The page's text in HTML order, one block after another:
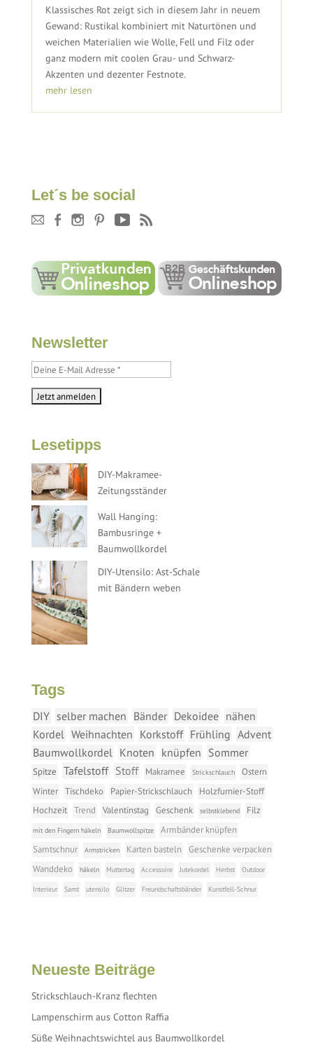
Klassisches Rot zeigt sich in diesem Jahr in neuem
Gewand: Rustikal kombiniert mit Naturtönen und
weichen Materialien wie Wolle, Fell und Filz oder
ganz modern mit coolen Grau- und Schwarz-
Akzenten und dezenter Festnote.
mehr lesen
Let´s be social
Newsletter
Lesetipps
DIY-Makramee-
Zeitungsständer
Wall Hanging:
Bambusringe +
Baumwollkordel
DIY-Utensilo: Ast-Schale
mit Bändern weben
Tags
DIY selber machen Bänder Dekoidee nähen
Kordel Weihnachten Korkstoff Frühling Advent
Baumwollkordel Knoten knüpfen Sommer
Spitze Tafelstoff Stoff Makramee Strickschlauch
Ostern
Winter
Tischdeko Papier-Strickschlauch
Holzfurnier-Stoff
Hochzeit
Trend Valentinstag Geschenk selbstklebend Filz
mit den Fingern häkeln Baumwollspitze
Armbänder knüpfen
Samtschnur
Armstricken Karten basteln
Geschenke verpacken
Wanddeko
häkeln Muttertag Accessoire Jutekordel Herbst Outdoor
Interieur Samt utensilo Glitzer Freundschaftsbänder Kunstfell-Schnur
Neueste Beiträge
Strickschlauch-Kranz flechten
Lampenschirm aus Cotton Raffia
Süße Weihnachtswichtel aus Baumwollkordel